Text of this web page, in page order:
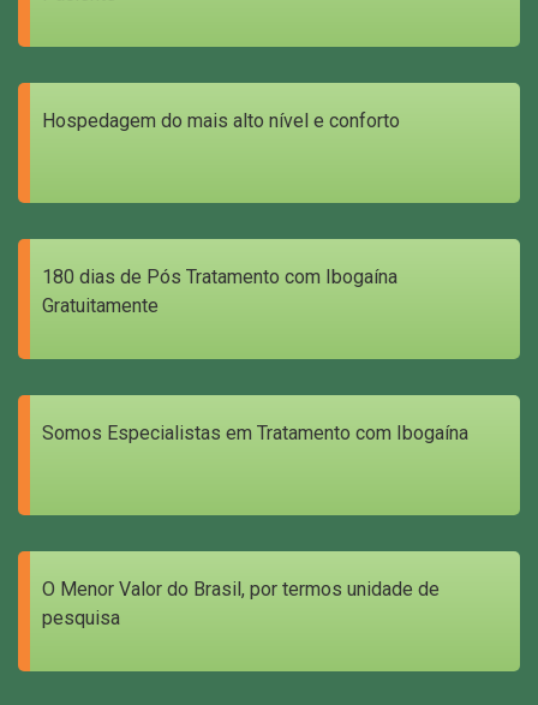
Hospedagem do mais alto nível e conforto
180 dias de Pós Tratamento com Ibogaína
Gratuitamente
Somos Especialistas em Tratamento com Ibogaína
O Menor Valor do Brasil, por termos unidade de
pesquisa